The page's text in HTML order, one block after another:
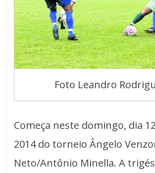
Foto Leandro
Começa neste domingo, dia
2014 do torneio Ângelo
Neto/Antônio Minella. A